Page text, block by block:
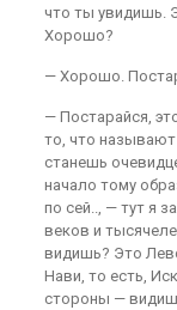
что ты увидишь.
Хорошо?
— Хорошо.
— Постарайся,
то, что
станешь
начало тому
по сей.., — тут я
веков и
видишь? Это
Нави, то есть,
стороны —